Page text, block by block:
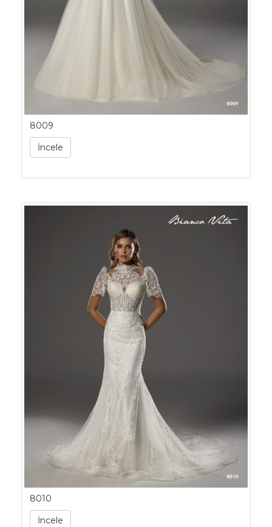
8009
İncele
8010
İncele